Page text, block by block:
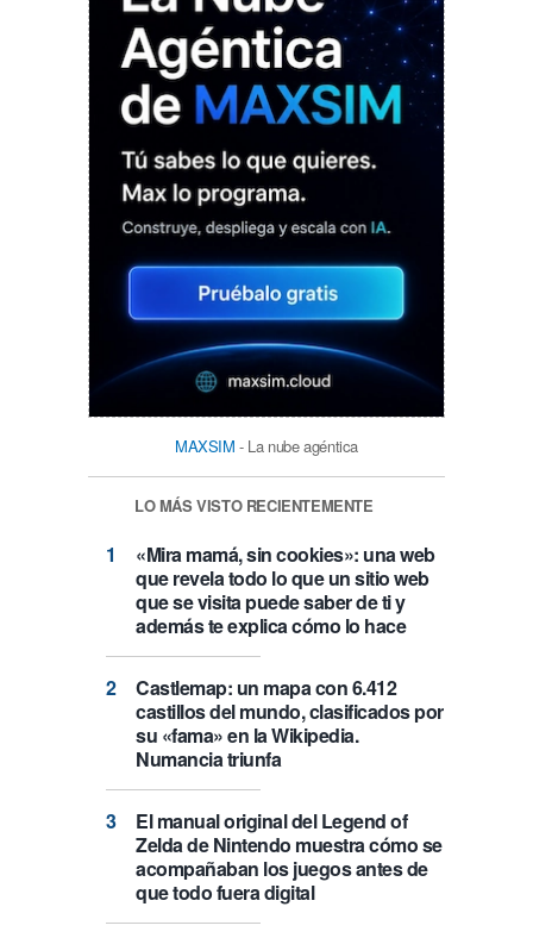
MAXSIM - La nube agéntica
LO MÁS VISTO RECIENTEMENTE
«Mira mamá, sin cookies»: una web
que revela todo lo que un sitio web
que se visita puede saber de ti y
además te explica cómo lo hace
Castlemap: un mapa con 6.412
castillos del mundo, clasificados por
su «fama» en la Wikipedia.
Numancia triunfa
El manual original del Legend of
Zelda de Nintendo muestra cómo se
acompañaban los juegos antes de
que todo fuera digital